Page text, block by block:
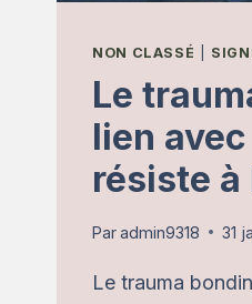
NON CLASSÉ
Le
lien
résiste à
Paradmin9318 31
Le trauma